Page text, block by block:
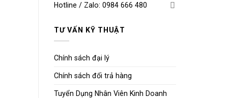
Hotline / Zalo: 0984 666 480
TƯ VẤN KỸ THUẬT
Chính sách đại lý
Chính sách đổi trả hàng
Tuyển Dụng Nhân Viên Kinh Doanh